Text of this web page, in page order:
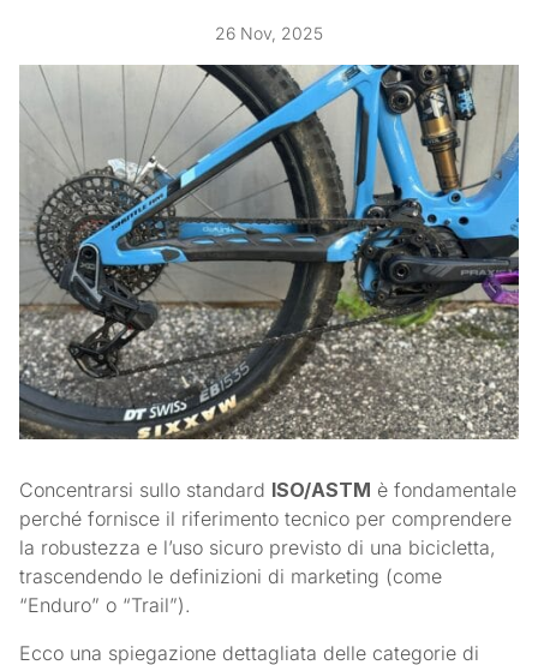
26 Nov, 2025
Concentrarsi sullo standard ISO/ASTM è fondamentale
perché fornisce il riferimento tecnico per comprendere
la robustezza e l’uso sicuro previsto di una bicicletta,
trascendendo le definizioni di marketing (come
“Enduro” o “Trail”).
Ecco una spiegazione dettagliata delle categorie di